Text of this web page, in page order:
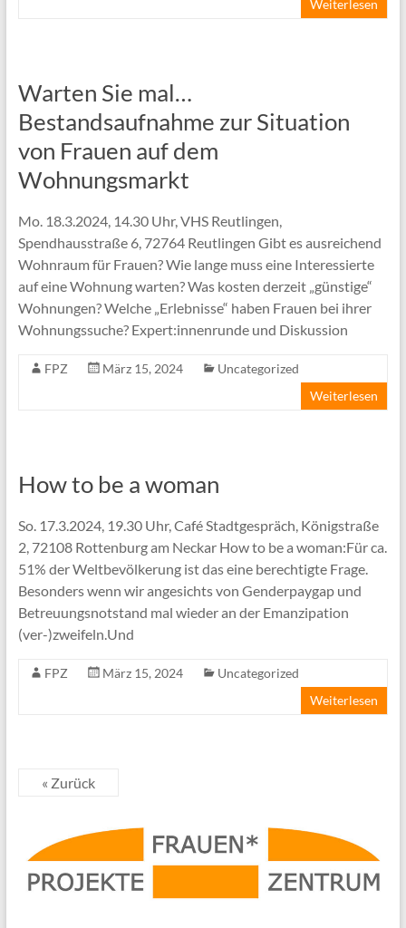
Weiterlesen
Warten Sie mal…
Bestandsaufnahme zur Situation
von Frauen auf dem
Wohnungsmarkt
Mo. 18.3.2024, 14.30 Uhr, VHS Reutlingen,
Spendhausstraße 6, 72764 Reutlingen Gibt es ausreichend
Wohnraum für Frauen? Wie lange muss eine Interessierte
auf eine Wohnung warten? Was kosten derzeit „günstige“
Wohnungen? Welche „Erlebnisse“ haben Frauen bei ihrer
Wohnungssuche? Expert:innenrunde und Diskussion
FPZ März 15, 2024
Uncategorized
Weiterlesen
How to be a woman
So. 17.3.2024, 19.30 Uhr, Café Stadtgespräch, Königstraße
2, 72108 Rottenburg am Neckar How to be a woman:Für ca.
51% der Weltbevölkerung ist das eine berechtigte Frage.
Besonders wenn wir angesichts von Genderpaygap und
Betreuungsnotstand mal wieder an der Emanzipation
(ver-)zweifeln.Und
FPZ März 15, 2024
Uncategorized
Weiterlesen
« Zurück